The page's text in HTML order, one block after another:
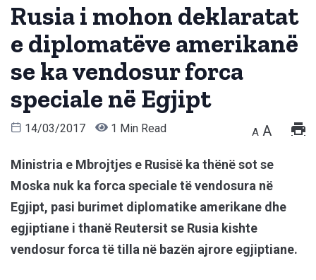
Rusia i mohon deklaratat
e diplomatëve amerikanë
se ka vendosur forca
speciale në Egjipt
14/03/2017 1 Min Read A A
Ministria e Mbrojtjes e Rusisë ka thënë sot se
Moska nuk ka forca speciale të vendosura në
Egjipt, pasi burimet diplomatike amerikane dhe
egjiptiane i thanë Reutersit se Rusia kishte
vendosur forca të tilla në bazën ajrore egjiptiane.